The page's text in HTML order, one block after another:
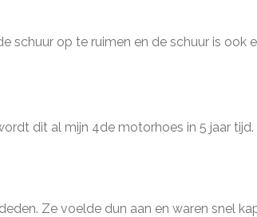
op te ruimen en de schuur is ook
dit al mijn 4de motorhoes in 5 jaar
Ze voelde dun aan en waren snel